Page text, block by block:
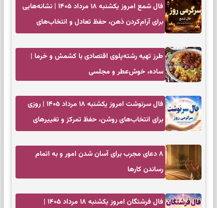
فال شمع امروز یکشنبه ۱۸ مرداد ۱۴۰۵ | نشانه‌هایی
برای آرام‌کردن ذهن، حفظ تعادل و انتخاب‌های
طرز تهیه رشته‌پلوی اقتصادی با کشمش و خرما |
ساده، خوش‌عطر و مجلسی
فال سرنوشت امروز یکشنبه ۱۸ مرداد ۱۴۰۵ | روزی
برای انتخاب‌های روشن، حفظ تمرکز و تغییرهای
۸ دعای مجرب برای آسان شدن امور و به اتمام
رساندن کار‌ها
فال فرشتگان امروز یکشنبه ۱۸ مرداد ۱۴۰۵ |